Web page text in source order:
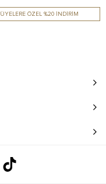
ÜYELERE ÖZEL %20 İNDİRİM